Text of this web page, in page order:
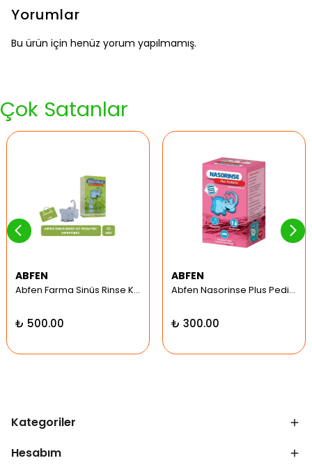
Yorumlar
Bu ürün için henüz yorum yapılmamış.
Çok Satanlar
ABFEN
Abfen Farma Sinüs Rinse Kit Pediatrik Hipertonic
₺ 500.00
ABFEN
Abfen Nasorinse Plus Pediatrik Burun Yıkama Kiti
₺ 300.00
Kategoriler
Hesabım